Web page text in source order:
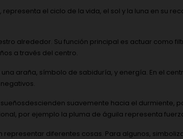
el ciclo de la vida, el sol y la luna en su
alrededor. Su función principal es actuar como
a través del centro.
araña, símbolo de sabiduría, y energía. En el
suavemente hacia el durmiente,
por ejemplo la pluma de águila representa
representar diferentes cosas. Para algunos,